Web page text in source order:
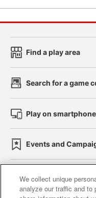
Find a play area
Search for a game
Play on
Events and
Affiliate
We collect unique
analyze our traffic and to